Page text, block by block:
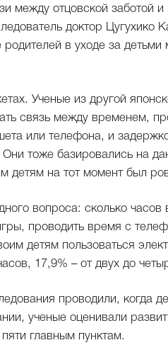
между отцовской заботой
доктор Цугухико
родителей в уходе за
Ученые из другой
связь между временем,
или телефона, и
тоже базировались на
детям на тот момент был
вопроса: сколько
проводить время с
детям пользоваться
17,9% – от двух до
проводили, когда
ученые оценивали
главным пунктам.